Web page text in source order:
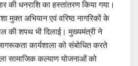
की धनराशि का हस्तांतरण किया गया।
मुक्त अभियान एवं वरिष्ठ नागरिकों के
की शपथ भी दिलाई। मुख्यमंत्री ने
कार्यशाला को संबोधित करते
सामाजिक कल्याण योजनाओं को